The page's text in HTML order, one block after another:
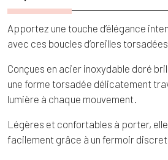
Apportez une touche d’élégance
avec ces boucles d’oreilles
Conçues en acier inoxydable doré
une forme torsadée délicatement
lumière à chaque mouvement.
Légères et confortables à porter,
facilement grâce à un fermoir discret.